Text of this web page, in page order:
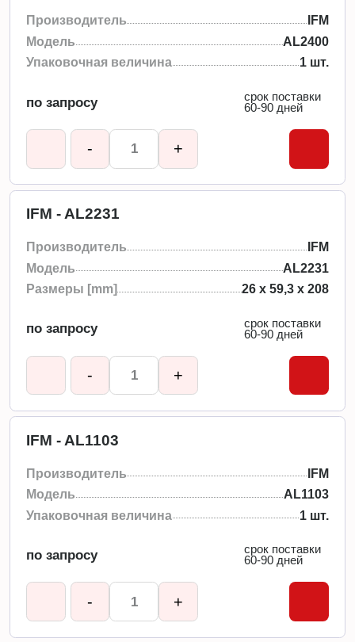
Производитель
IFM
Модель
AL2400
Упаковочная величина
1 шт.
по запросу
срок поставки
60-90 дней
- +
IFM - AL2231
Производитель
IFM
Модель
AL2231
Размеры [mm]
26 x 59,3 x 208
по запросу
срок поставки
60-90 дней
- +
IFM - AL1103
Производитель
IFM
Модель
AL1103
Упаковочная величина
1 шт.
по запросу
срок поставки
60-90 дней
- +